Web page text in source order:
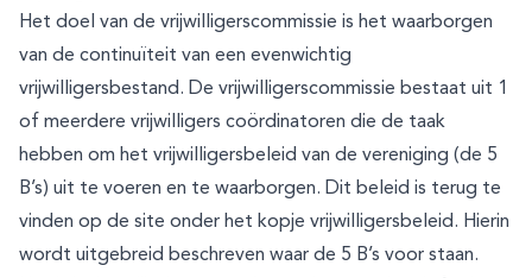
Het doel van de vrijwilligerscommissie is het waarborgen
van de continuïteit van een evenwichtig
vrijwilligersbestand. De vrijwilligerscommissie bestaat uit 1
of meerdere vrijwilligers coördinatoren die de taak
hebben om het vrijwilligersbeleid van de vereniging (de 5
B’s) uit te voeren en te waarborgen. Dit beleid is terug te
vinden op de site onder het kopje vrijwilligersbeleid. Hierin
wordt uitgebreid beschreven waar de 5 B’s voor staan.